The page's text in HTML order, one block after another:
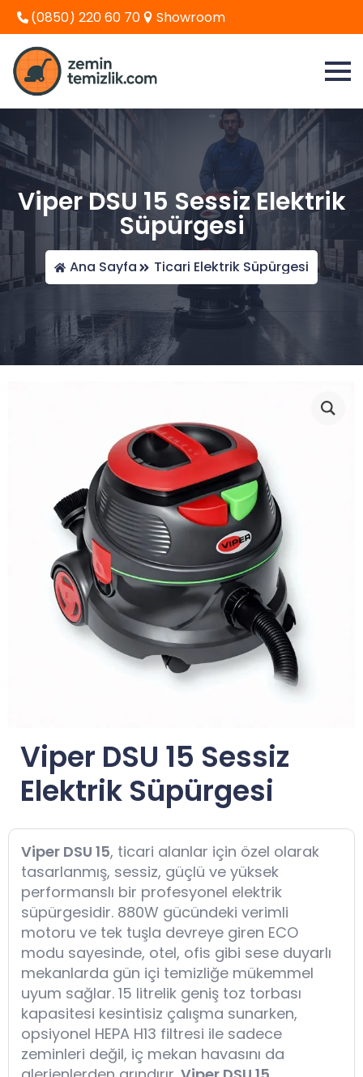
(0850) 220 60 70 Showroom
Viper DSU 15 Sessiz Elektrik
Süpürgesi
Ana Sayfa Ticari Elektrik Süpürgesi
Viper DSU 15 Sessiz
Elektrik Süpürgesi
Viper DSU 15, ticari alanlar için özel olarak
tasarlanmış, sessiz, güçlü ve yüksek
performanslı bir profesyonel elektrik
süpürgesidir. 880W gücündeki verimli
motoru ve tek tuşla devreye giren ECO
modu sayesinde, otel, ofis gibi sese duyarlı
mekanlarda gün içi temizliğe mükemmel
uyum sağlar. 15 litrelik geniş toz torbası
kapasitesi kesintisiz çalışma sunarken,
opsiyonel HEPA H13 filtresi ile sadece
zeminleri değil, iç mekan havasını da